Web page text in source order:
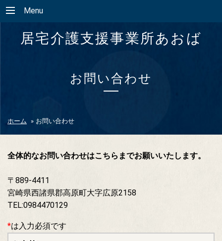
Menu
居宅介護支援事業所あおば
お問い合わせ
ホーム » お問い合わせ
全体的なお問い合わせはこちらまでお願いいたします。
〒889-4411
宮崎県西諸県郡高原町大字広原2158
TEL:0984470129
*は入力必須です